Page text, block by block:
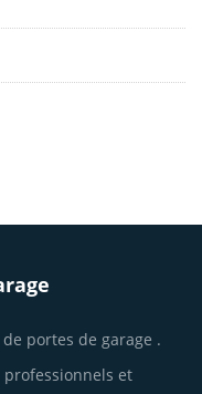
portes de garage .
et